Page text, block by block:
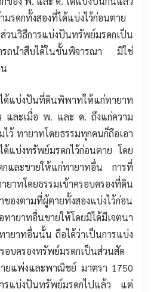
มรดกทั้งสองที่ได้แบ่งไว้ก่อนตาย
นวิธีการแบ่งปันทรัพย์มรดกเป็น
ารถนำสืบได้ในชั้นพิจารณา มิใช่
ด้แบ่งปันที่ดินพิพาทให้แก่ทายาท
และเมื่อ พ. และ ด. ถึงแก่ความ
ว้ ทายาทโดยธรรมทุกคนก็ถือเอา
ด้แบ่งทรัพย์มรดกไว้ก่อนตาย โดย
กและขายให้แก่ทายาทอื่น การที่
ทโดยธรรมเข้าครอบครองที่ดิน
องตามที่ผู้ตายทั้งสองแบ่งไว้ก่อน
าทอื่นขายให้โดยมิได้มีเจตนา
ายาทอื่นนั้น ถือได้ว่าเป็นการแบ่ง
อบครองทรัพย์มรดกเป็นส่วนสัด
ยแพ่งและพาณิชย์ มาตรา 1750
รแบ่งปันทรัพย์มรดกไปแล้ว แต่